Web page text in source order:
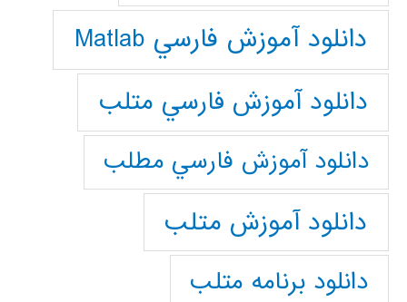
دانلود آموزش فارسي Matlab
دانلود آموزش فارسي متلب
دانلود آموزش فارسي مطلب
دانلود آموزش متلب
دانلود برنامه متلب